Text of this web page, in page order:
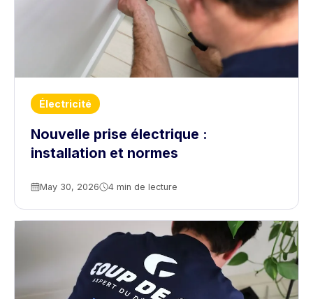
Électricité
Nouvelle prise électrique :
installation et normes
May 30, 2026 4 min de lecture